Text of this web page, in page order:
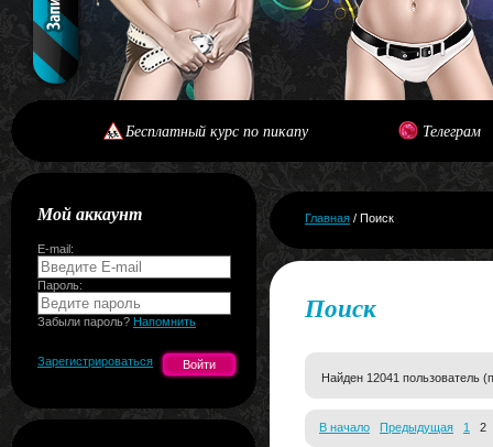
Бесплатный курс по пикапу Телеграм
Мой аккаунт
E-mail:
Пароль:
Забыли пароль? Напомнить
Зарегистрироваться
Главная / Поиск
Поиск
Найден 12041 пользователь
В начало Предыдущая 1 2